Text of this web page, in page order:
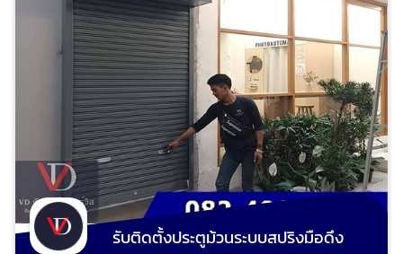
ประตูม้วนวัดหน้างาน ตีราคา โทร
: 0824014848 ช่างวี Line : 0824014848 เพจ
ร้านวีดี ชัตเตอร์ประตูม้วน
รับติดตั้งประตูม้วนระบบสปริงมือดึง